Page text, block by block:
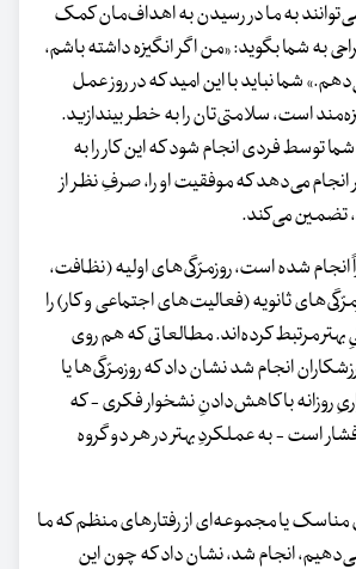
به ما در رسیدن به اهداف‌مان کمک
به شما بگوید: «من اگر انگیزه داشته باشم،
شما نباید با این امید که در روز عمل
است، سلامتی‌تان را به خطر بیندازید.
توسط فردی انجام شود که این کار را به
انجام می‌دهد که موفقیت او را، صرفِ نظر از
تضمین می‌کند.
انجام شده است، روزمرّگی‌های اولیه (نظافت،
ثانویه (فعالیت‌های اجتماعی و کار) را
بهتر مرتبط کرده‌اند. مطالعاتی که هم روی
انجام شد نشان داد که روزمرّگی‌ها یا
روزانه با کاهش‌دادنِ نشخوار فکری - که
است - به عملکردِ بهتر در هر دو گروه
یا مجموعه‌ای از رفتارهای منظم که ما
انجام شد، نشان داد که چون این